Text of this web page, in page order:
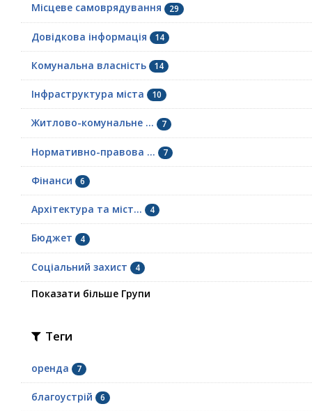
Місцеве самоврядування 29
Довідкова інформація 14
Комунальна власність 14
Інфраструктура міста 10
Житлово-комунальне ... 7
Нормативно-правова ... 7
Фінанси 6
Архітектура та міст... 4
Бюджет 4
Соціальний захист 4
Показати більше Групи
Теги
оренда 7
благоустрій 6